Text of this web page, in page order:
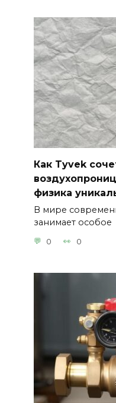
Как Tyvek
физика
В мире
занимает особое
0 0